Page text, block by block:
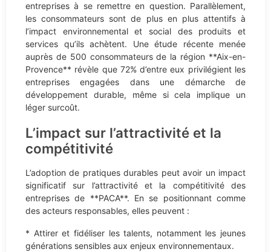
entreprises à se remettre en question. Parallèlement,
les consommateurs sont de plus en plus attentifs à
l’impact environnemental et social des produits et
services qu’ils achètent. Une étude récente menée
auprès de 500 consommateurs de la région **Aix-en-
Provence** révèle que 72% d’entre eux privilégient les
entreprises engagées dans une démarche de
développement durable, même si cela implique un
léger surcoût.
L’impact sur l’attractivité et la
compétitivité
L’adoption de pratiques durables peut avoir un impact
significatif sur l’attractivité et la compétitivité des
entreprises de **PACA**. En se positionnant comme
des acteurs responsables, elles peuvent :
* Attirer et fidéliser les talents, notamment les jeunes
générations sensibles aux enjeux environnementaux.